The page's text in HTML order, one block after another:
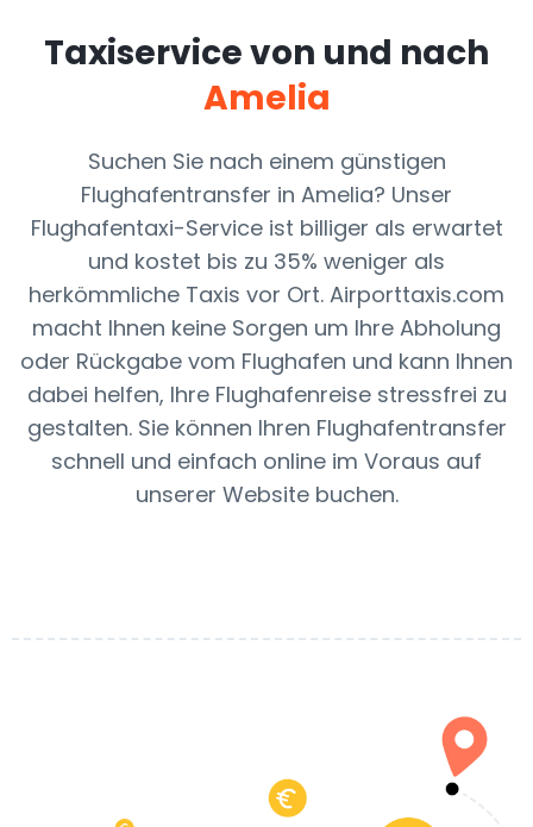
Taxiservice von und nach
Amelia
Suchen Sie nach einem günstigen
Flughafentransfer in Amelia? Unser
Flughafentaxi-Service ist billiger als erwartet
und kostet bis zu 35% weniger als
herkömmliche Taxis vor Ort. Airporttaxis.com
macht Ihnen keine Sorgen um Ihre Abholung
oder Rückgabe vom Flughafen und kann Ihnen
dabei helfen, Ihre Flughafenreise stressfrei zu
gestalten. Sie können Ihren Flughafentransfer
schnell und einfach online im Voraus auf
unserer Website buchen.